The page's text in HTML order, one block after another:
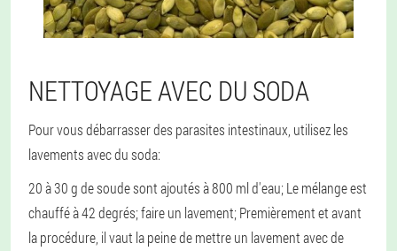
NETTOYAGE AVEC DU SODA
Pour vous débarrasser des parasites intestinaux, utilisez les
lavements avec du soda:
20 à 30 g de soude sont ajoutés à 800 ml d'eau;Le mélange est
chauffé à 42 degrés;faire un lavement;Premièrement et avant
la procédure, il vaut la peine de mettre un lavement avec de